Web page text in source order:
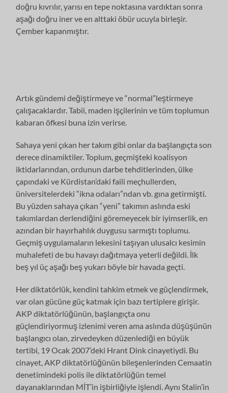
doğru kıvrılır, yarısı en tepe noktasına vardıktan sonra
aşağı doğru iner ve en alttaki öbür ucuyla birleşir.
Çember kapanmıştır.
Artık gündemi değiştirmeye ve “normal”leştirmeye
çalışacaklardır. Tabii, maden işçilerinin ve tüm toplumun
kabaran öfkesi buna izin verirse.
Sahaya yeni çıkan her takım gibi onlar da başlangıçta son
derece dinamiktiler. Toplum, geçmişteki koalisyon
iktidarlarından, ordunun darbe tehditlerinden, ülke
çapındaki ve Kürdistan’daki faili meçhullerden,
üniversitelerdeki “ikna odaları”ndan vb. gına getirmişti.
Bu yüzden sahaya çıkan “yeni” takımın aslında eski
takımlardan derlendiğini göremeyecek bir iyimserlik, en
azından bir hayırhahlık duygusu sarmıştı toplumu.
Geçmiş uygulamaların lekesini taşıyan ulusalcı kesimin
muhalefeti de bu havayı dağıtmaya yeterli değildi. İlk
beş yıl üç aşağı beş yukarı böyle bir havada geçti.
Her diktatörlük, kendini tahkim etmek ve güçlendirmek,
var olan gücüne güç katmak için bazı tertiplere girişir.
AKP diktatörlüğünün, başlangıçta onu
güçlendiriyormuş izlenimi veren ama aslında düşüşünün
başlangıcı olan, zirvedeyken düzenlediği en büyük
tertibi, 19 Ocak 2007’deki Hrant Dink cinayetiydi. Bu
cinayet, AKP diktatörlüğünün bileşenlerinden Cemaatin
denetimindeki polis ile diktatörlüğün temel
dayanaklarından MİT’in işbirliğiyle işlendi. Aynı Stalin’in